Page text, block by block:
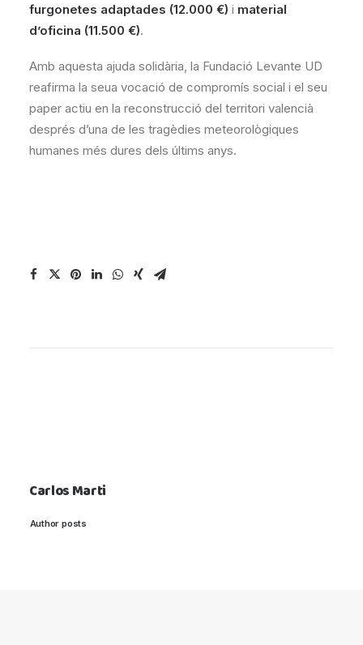
furgonetes adaptades (12.000 €) i material
d’oficina (11.500 €).
Amb aquesta ajuda solidària, la Fundació Levante UD
reafirma la seua vocació de compromís social i el seu
paper actiu en la reconstrucció del territori valencià
després d’una de les tragèdies meteorològiques
humanes més dures dels últims anys.
Carlos Marti
Author posts